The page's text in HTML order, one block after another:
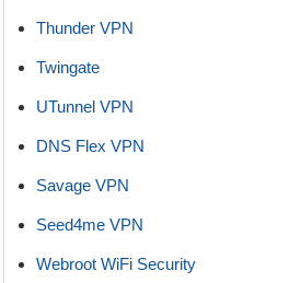
Thunder VPN
Twingate
UTunnel VPN
DNS Flex VPN
Savage VPN
Seed4me VPN
Webroot WiFi Security